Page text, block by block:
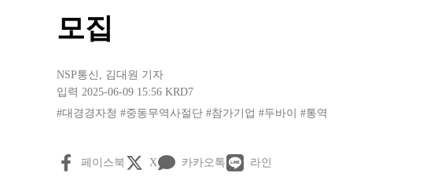
모집
NSP통신 , 김대원 기자
입력 2025-06-09 15:56 KRD7
#대경경자청 #중동무역사절단 #참가기업 #두바이 #통역
페이스북 X 카카오톡 라인